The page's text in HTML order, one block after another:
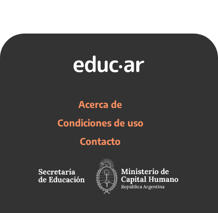
Acerca de
Condiciones de uso
Contacto